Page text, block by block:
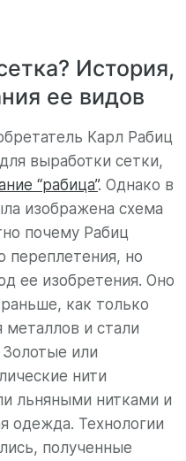
История,
ее видов
Карл Рабиц
выработки сетки,
“рабица”. Однако в
изображена схема
почему Рабиц
переплетения, но
ее изобретения. Оно
как только
металлов и стали
или
нити
льняными нитками и
одежда. Технологии
полученные